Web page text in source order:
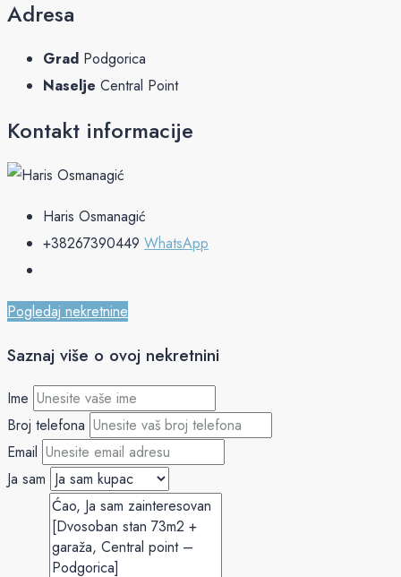
Adresa
Grad Podgorica
Naselje Central Point
Kontakt informacije
Haris Osmanagić
+38267390449 WhatsApp
Pogledaj nekretnine
Saznaj više o ovoj nekretnini
Ime
Broj telefona
Email
Ja sam